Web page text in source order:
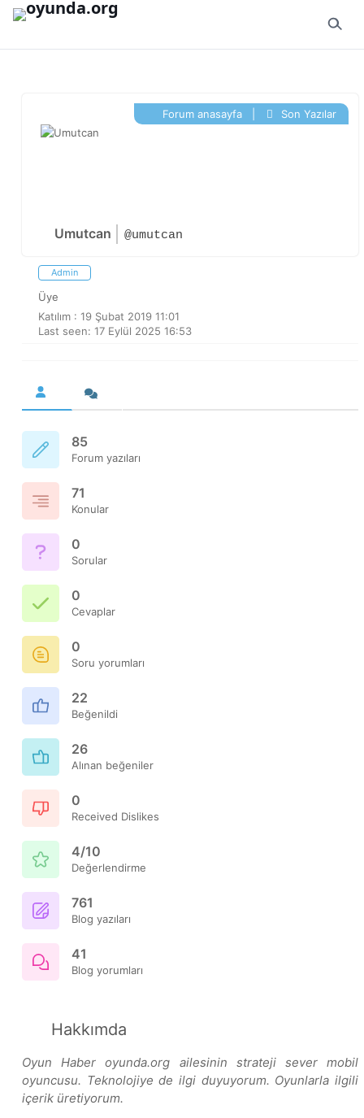
İçeriğe geç
Umutcan @umutcan
Forum anasayfa| Son Yazılar
Admin
Üye
Katılım : 19 Şubat 2019 11:01
Last seen: 17 Eylül 2025 16:53
85
Forum yazıları
71
Konular
0
Sorular
0
Cevaplar
0
Soru yorumları
22
Beğenildi
26
Alınan beğeniler
0
Received Dislikes
4/10
Değerlendirme
761
Blog yazıları
41
Blog yorumları
Hakkımda
Oyun Haber oyunda.org ailesinin strateji sever mobil
oyuncusu. Teknolojiye de ilgi duyuyorum. Oyunlarla ilgili
içerik üretiyorum.